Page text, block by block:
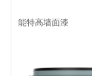
能特高墙面漆